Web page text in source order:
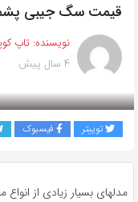
از
روش‌های
زیر
می‌توانید
این
صفحه
با
دوستان
قیمت سگ جیبی
نویسنده: تاپ
۴ سال پیش
توییتر فیسبوک
مدلهای بسیار زیادی از